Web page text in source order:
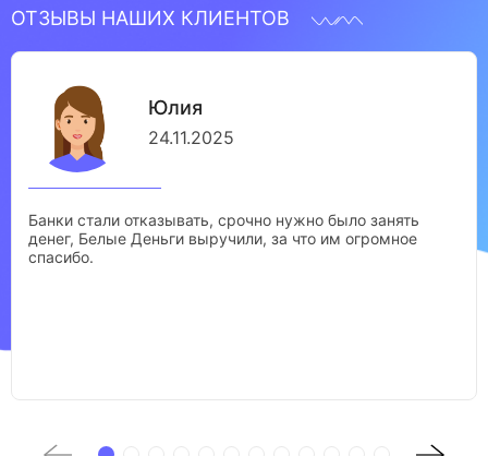
ОТЗЫВЫ НАШИХ КЛИЕНТОВ
Юлия
24.11.2025
Банки стали отказывать, срочно нужно было занять
денег, Белые Деньги выручили, за что им огромное
спасибо.